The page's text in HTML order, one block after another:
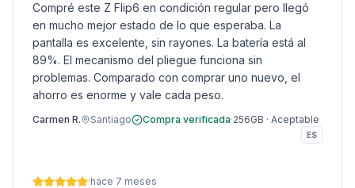
Compré este Z Flip6 en condición regular pero llegó
en mucho mejor estado de lo que esperaba. La
pantalla es excelente, sin rayones. La batería está al
89%. El mecanismo del pliegue funciona sin
problemas. Comparado con comprar uno nuevo, el
ahorro es enorme y vale cada peso.
Carmen R. Santiago Compra verificada·256GB · Aceptable
ES
·hace 7 meses